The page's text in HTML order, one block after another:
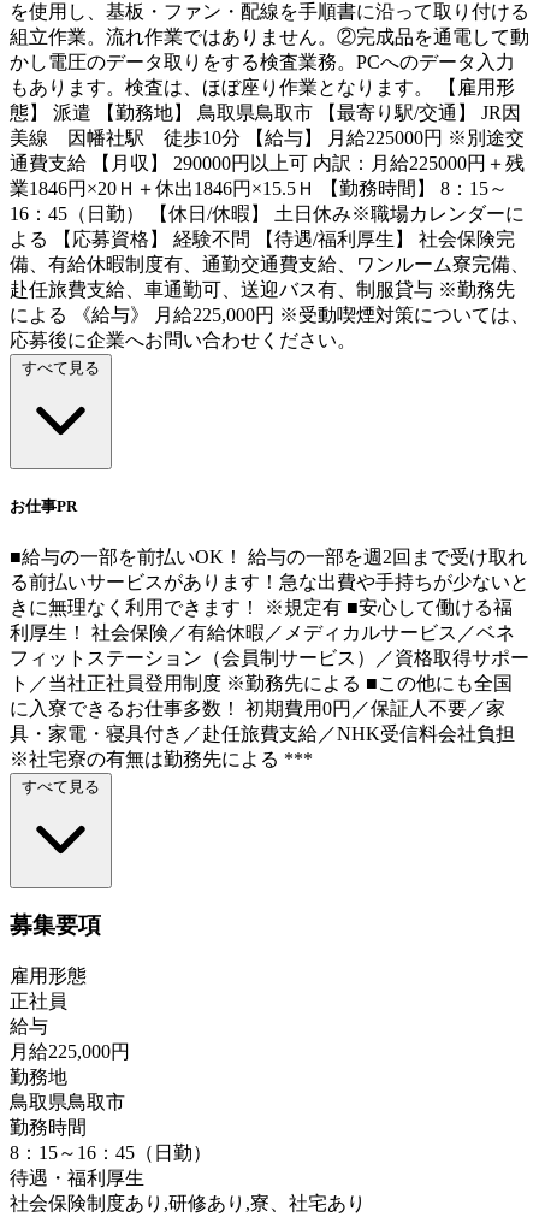
を使用し、基板・ファン・配線を手順書に沿って取り付ける
組立作業。流れ作業ではありません。②完成品を通電して動
かし電圧のデータ取りをする検査業務。PCへのデータ入力
もあります。検査は、ほぼ座り作業となります。 【雇用形
態】 派遣 【勤務地】 鳥取県鳥取市 【最寄り駅/交通】 JR因
美線 因幡社駅 徒歩10分 【給与】 月給225000円 ※別途交
通費支給 【月収】 290000円以上可 内訳：月給225000円＋残
業1846円×20Ｈ＋休出1846円×15.5Ｈ 【勤務時間】 8：15～
16：45（日勤） 【休日/休暇】 土日休み※職場カレンダーに
よる 【応募資格】 経験不問 【待遇/福利厚生】 社会保険完
備、有給休暇制度有、通勤交通費支給、ワンルーム寮完備、
赴任旅費支給、車通勤可、送迎バス有、制服貸与 ※勤務先
による 《給与》 月給225,000円 ※受動喫煙対策については、
応募後に企業へお問い合わせください。
すべて見る
お仕事PR
■給与の一部を前払いOK！ 給与の一部を週2回まで受け取れ
る前払いサービスがあります！急な出費や手持ちが少ないと
きに無理なく利用できます！ ※規定有 ■安心して働ける福
利厚生！ 社会保険／有給休暇／メディカルサービス／ベネ
フィットステーション（会員制サービス）／資格取得サポー
ト／当社正社員登用制度 ※勤務先による ■この他にも全国
に入寮できるお仕事多数！ 初期費用0円／保証人不要／家
具・家電・寝具付き／赴任旅費支給／NHK受信料会社負担
※社宅寮の有無は勤務先による ***
すべて見る
募集要項
雇用形態
正社員
給与
月給225,000円
勤務地
鳥取県鳥取市
勤務時間
8：15～16：45（日勤）
待遇・福利厚生
社会保険制度あり,研修あり,寮、社宅あり